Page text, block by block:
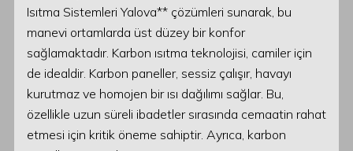
Isıtma Sistemleri Yalova** çözümleri sunarak, bu
manevi ortamlarda üst düzey bir konfor
sağlamaktadır. Karbon ısıtma teknolojisi, camiler için
de idealdir. Karbon paneller, sessiz çalışır, havayı
kurutmaz ve homojen bir ısı dağılımı sağlar. Bu,
özellikle uzun süreli ibadetler sırasında cemaatin rahat
etmesi için kritik öneme sahiptir. Ayrıca, karbon